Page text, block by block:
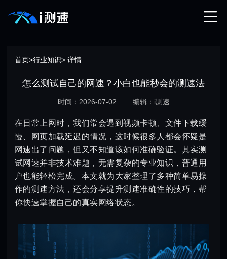
首页>行业知识> 详情
怎么测试自己的网速？小白也能秒会的测速法
时间：2026-07-02 编辑：i测速
在日常上网时，我们常会遇到视频卡顿、文件下载缓
慢、网页加载延迟的情况，这时候很多人都会怀疑是
网速出了问题，但又不知道该如何准确验证。其实测
试网速并非技术难题，无需复杂的专业知识，普通用
户也能轻松完成。本文就为大家整理了多种简单易操
作的测速方法，还会分享提升测速准确性的技巧，帮
你快速掌握自己的真实网络状态。